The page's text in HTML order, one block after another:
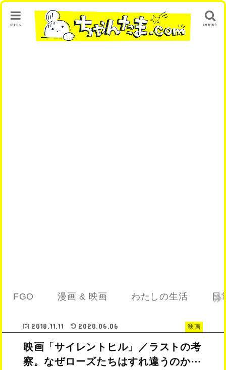
search
menu
FGO 漫画 & 映画 わたしの生活 日
映画
2018.11.11 2020.06.06
映画「サイレントヒル」／ラストの考
察。なぜローズたちはすれ違うのか⋯